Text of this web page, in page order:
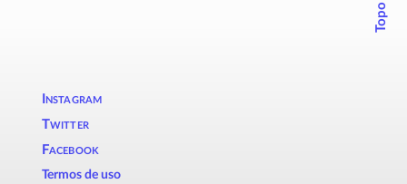
Topo
Instagram
Twitter
Facebook
Termos de uso